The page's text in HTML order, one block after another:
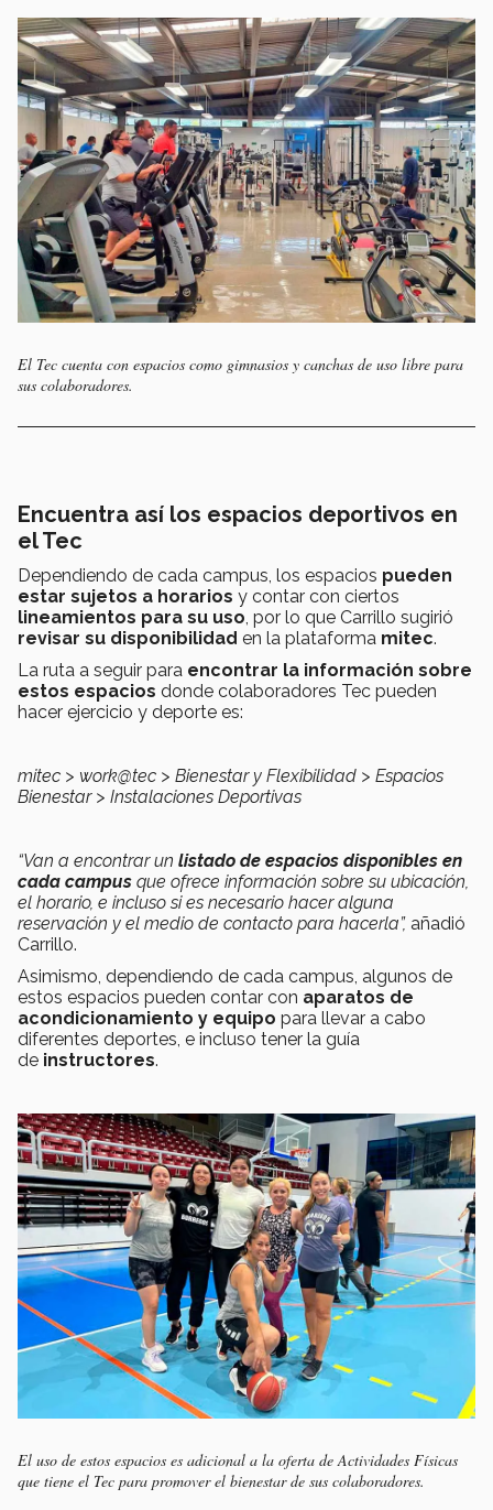
El Tec cuenta con espacios como gimnasios y canchas de uso libre para
sus colaboradores.
Encuentra así los espacios deportivos en
el Tec
Dependiendo de cada campus, los espacios pueden
estar sujetos a horarios y contar con ciertos
lineamientos para su uso, por lo que Carrillo sugirió
revisar su disponibilidad en la plataforma mitec.
La ruta a seguir para encontrar la información sobre
estos espacios donde colaboradores Tec pueden
hacer ejercicio y deporte es:
mitec > work@tec > Bienestar y Flexibilidad > Espacios
Bienestar > Instalaciones Deportivas
“Van a encontrar un listado de espacios disponibles en
cada campus que ofrece información sobre su ubicación,
el horario, e incluso si es necesario hacer alguna
reservación y el medio de contacto para hacerla”, añadió
Carrillo.
Asimismo, dependiendo de cada campus, algunos de
estos espacios pueden contar con aparatos de
acondicionamiento y equipo para llevar a cabo
diferentes deportes, e incluso tener la guía
de instructores.
El uso de estos espacios es adicional a la oferta de Actividades Físicas
que tiene el Tec para promover el bienestar de sus colaboradores.